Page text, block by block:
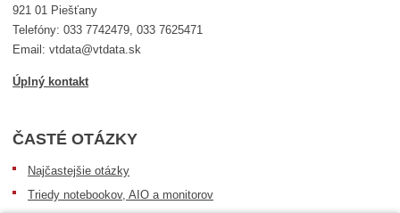
921 01 Piešťany
Telefóny: 033 7742479, 033 7625471
Email: vtdata@vtdata.sk
Úplný kontakt
ČASTÉ OTÁZKY
Najčastejšie otázky
Triedy notebookov, AIO a monitorov